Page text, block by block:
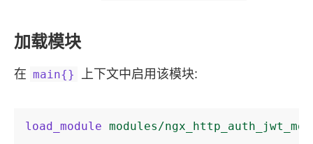
加载模块
在 main{} 上下文中启用该模块:
load_module modules/